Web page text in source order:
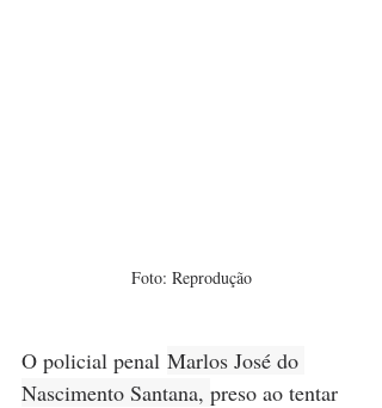
Foto: Reprodução
O policial penal Marlos José do
Nascimento Santana, preso ao tentar